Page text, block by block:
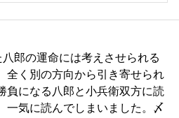
郎の運命には考えさせられる
全く別の方向から引き寄せられ
負になる八郎と小兵衛双方に読
一気に読んでしまいました。〆